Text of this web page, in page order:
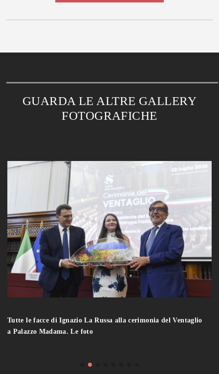
GUARDA LE ALTRE GALLERY
FOTOGRAFICHE
Tutte le facce di Ignazio La Russa alla cerimonia del Ventaglio
a Palazzo Madama. Le foto